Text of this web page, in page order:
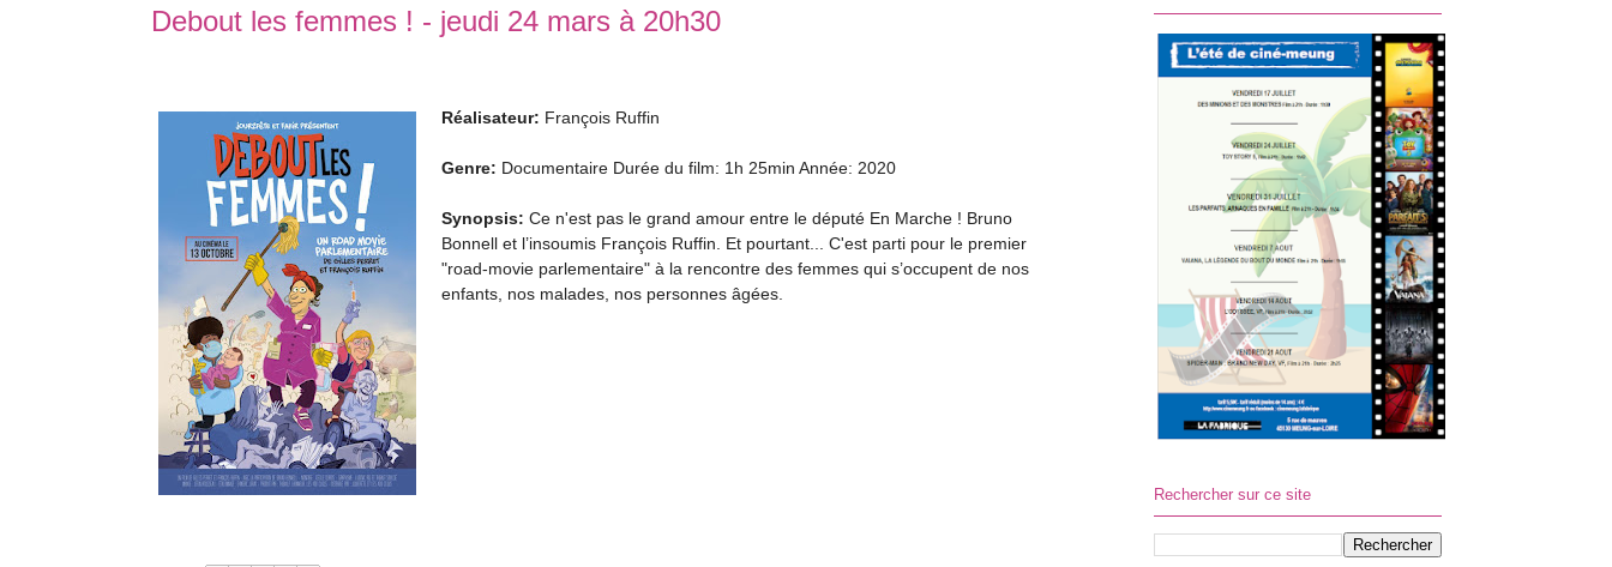
Debout les femmes ! - jeudi 24 mars à 20h30
Réalisateur: François Ruffin
Genre: Documentaire Durée du film: 1h 25min Année: 2020
Synopsis: Ce n'est pas le grand amour entre le député En Marche ! Bruno
Bonnell et l’insoumis François Ruffin. Et pourtant... C'est parti pour le premier
"road-movie parlementaire" à la rencontre des femmes qui s’occupent de nos
enfants, nos malades, nos personnes âgées.
Rechercher sur ce site